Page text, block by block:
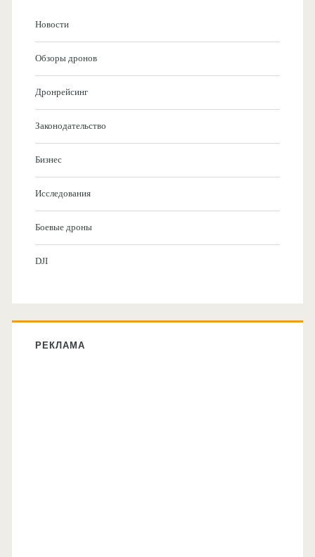
Новости
Обзоры дронов
Дронрейсинг
Законодательство
Бизнес
Исследования
Боевые дроны
DJI
РЕКЛАМА